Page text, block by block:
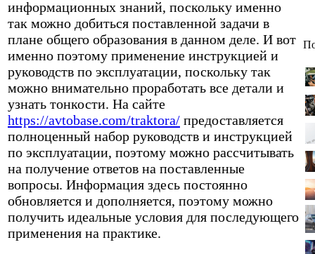
информационных знаний, поскольку именно
так можно добиться поставленной задачи в
плане общего образования в данном деле. И вот
именно поэтому применение инструкцией и
руководств по эксплуатации, поскольку так
можно внимательно проработать все детали и
узнать тонкости. На сайте
https://avtobase.com/traktora/ предоставляется
полноценный набор руководств и инструкцией
по эксплуатации, поэтому можно рассчитывать
на получение ответов на поставленные
вопросы. Информация здесь постоянно
обновляется и дополняется, поэтому можно
получить идеальные условия для последующего
применения на практике.